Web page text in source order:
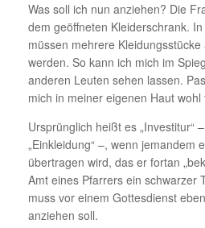
Was soll ich nun anziehen? Die
dem geöffneten Kleiderschrank.
müssen mehrere
werden. So kann ich mich im
anderen Leuten sehen lassen.
mich in meiner eigenen Haut wohl
Ursprünglich heißt es „Investitur“
„Einkleidung“ –, wenn jemandem
übertragen wird, das er fortan
Amt eines Pfarrers ein schwarzer
muss vor einem Gottesdienst
anziehen soll.